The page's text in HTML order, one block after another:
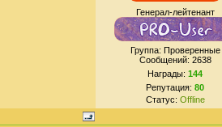
Генерал-лейтенант
Группа: Проверенные
Сообщений: 2638
Награды: 144
Репутация: 80
Статус: Offline